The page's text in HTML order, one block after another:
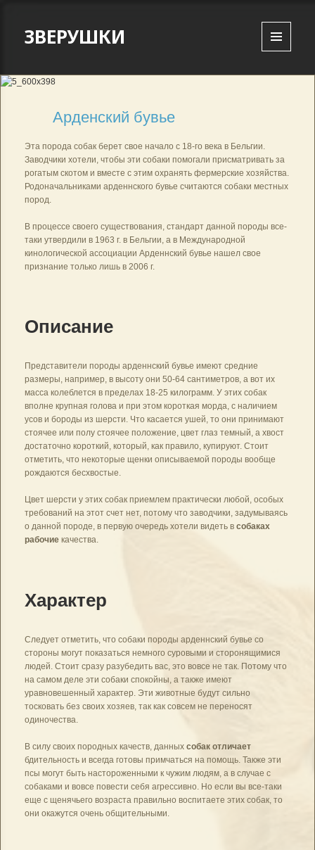
ЗВЕРУШКИ
Арденский бувье
Эта порода собак берет свое начало с 18-го века в Бельгии.
Заводчики хотели, чтобы эти собаки помогали присматривать за
рогатым скотом и вместе с этим охранять фермерские хозяйства.
Родоначальниками арденнского бувье считаются собаки местных
пород.
В процессе своего существования, стандарт данной породы все-
таки утвердили в 1963 г. в Бельгии, а в Международной
кинологической ассоциации Арденнский бувье нашел свое
признание только лишь в 2006 г.
Описание
Представители породы арденнский бувье имеют средние
размеры, например, в высоту они 50-64 сантиметров, а вот их
масса колеблется в пределах 18-25 килограмм. У этих собак
вполне крупная голова и при этом короткая морда, с наличием
усов и бороды из шерсти. Что касается ушей, то они принимают
стоячее или полу стоячее положение, цвет глаз темный, а хвост
достаточно короткий, который, как правило, купируют. Стоит
отметить, что некоторые щенки описываемой породы вообще
рождаются бесхвостые.
Цвет шерсти у этих собак приемлем практически любой, особых
требований на этот счет нет, потому что заводчики, задумываясь
о данной породе, в первую очередь хотели видеть всобаках
рабочие качества.
Характер
Следует отметить, что собаки породы арденнский бувье со
стороны могут показаться немного суровыми и сторонящимися
людей. Стоит сразу разубедить вас, это вовсе не так. Потому что
на самом деле эти собаки спокойны, а также имеют
уравновешенный характер. Эти животные будут сильно
тосковать без своих хозяев, так как совсем не переносят
одиночества.
В силу своих породных качеств, данныхсобак отличает
бдительность и всегда готовы примчаться на помощь. Также эти
псы могут быть настороженными к чужим людям, а в случае с
собаками и вовсе повести себя агрессивно. Но если вы все-таки
еще с щенячьего возраста правильно воспитаете этих собак, то
они окажутся очень общительными.